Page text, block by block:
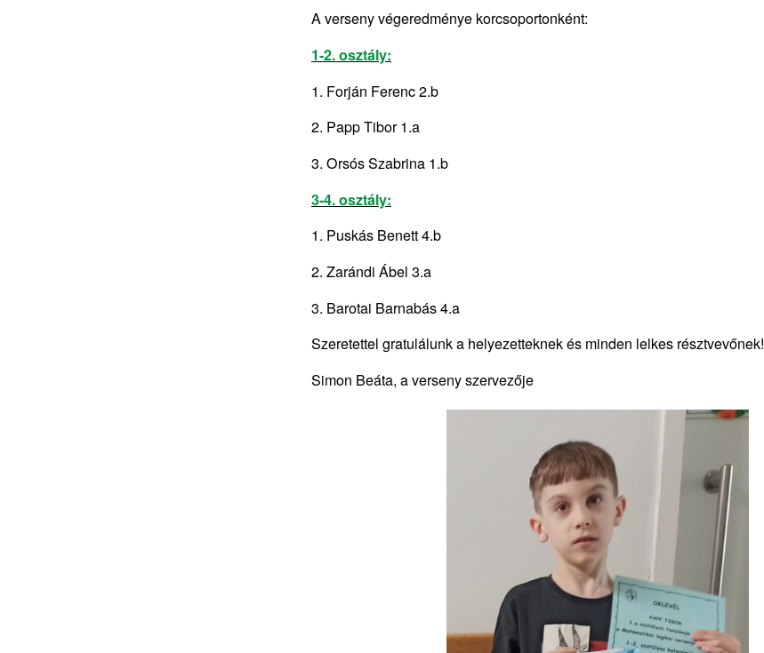
A verseny végeredménye korcsoportonként:
1-2. osztály:
1. Forján Ferenc 2.b
2. Papp Tibor 1.a
3. Orsós Szabrina 1.b
3-4. osztály:
1. Puskás Benett 4.b
2. Zarándi Ábel 3.a
3. Barotai Barnabás 4.a
Szeretettel gratulálunk a helyezetteknek és minden lelkes résztvevőnek!
Simon Beáta, a verseny szervezője